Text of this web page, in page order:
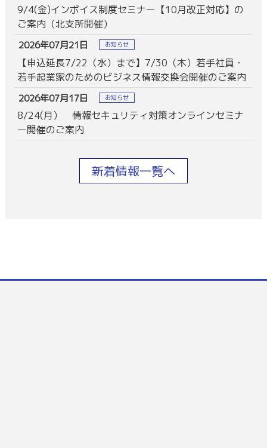
9/4(金)インボイス制度セミナー【10月改正対応】の
ご案内（北支所開催）
2026年07月21日 お知らせ
【申込延長7/22（水）まで】7/30（木）若手社員・
若手起業家のためのビジネス情報交換会開催のご案内
2026年07月17日 お知らせ
8/24(月） 情報セキュリティ対策オンラインセミナ
ー開催のご案内
新着情報一覧へ